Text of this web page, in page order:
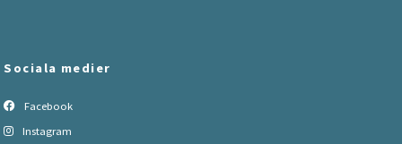
Sociala medier
Facebook
Instagram